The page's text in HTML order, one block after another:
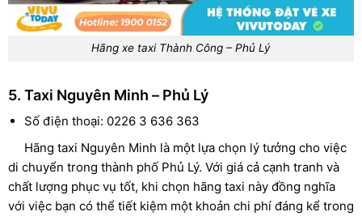
Hãng xe taxi Thành Công – Phủ Lý
5. Taxi Nguyên Minh – Phủ Lý
Số điện thoại: 0226 3 636 363
Hãng taxi Nguyên Minh là một lựa chọn lý tưởng cho việc
di chuyển trong thành phố Phủ Lý. Với giá cả cạnh tranh và
chất lượng phục vụ tốt, khi chọn hãng taxi này đồng nghĩa
với việc bạn có thể tiết kiệm một khoản chi phí đáng kể trong